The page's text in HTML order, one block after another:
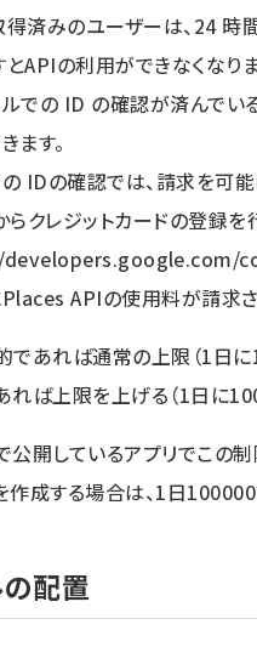
済みのユーザーは、24 時
APIの利用ができなくなりま
での ID の確認が済んでい
ます。
IDの確認では、請求を可
クレジットカードの登録を
APIの使用料が請求さ
であれば通常の上限（1日に
ば上限を上げる（1日に
開しているアプリでこの制
作成する場合は、1日
配置